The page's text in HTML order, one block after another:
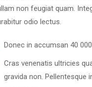
non feugiat quam.
odio lectus.
Donec in accumsan 40
Cras venenatis ultricies
gravida non. Pellentesque